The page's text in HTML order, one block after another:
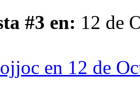
#3 en: 12 de
en 12 de